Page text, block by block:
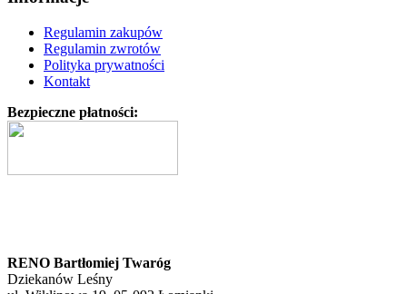
Regulamin zakupów
Regulamin zwrotów
Polityka prywatności
Kontakt
Bezpieczne płatności:
RENO Bartłomiej Twaróg
Dziekanów Leśny